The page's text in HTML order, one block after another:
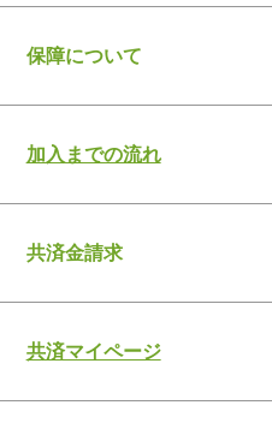
保障について
加入までの流れ
共済金請求
共済マイページ